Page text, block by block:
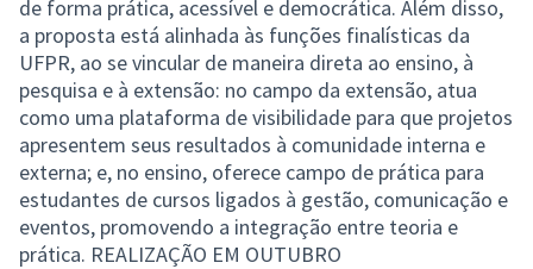
de forma prática, acessível e democrática. Além disso,
a proposta está alinhada às funções finalísticas da
UFPR, ao se vincular de maneira direta ao ensino, à
pesquisa e à extensão: no campo da extensão, atua
como uma plataforma de visibilidade para que projetos
apresentem seus resultados à comunidade interna e
externa; e, no ensino, oferece campo de prática para
estudantes de cursos ligados à gestão, comunicação e
eventos, promovendo a integração entre teoria e
prática. REALIZAÇÃO EM OUTUBRO